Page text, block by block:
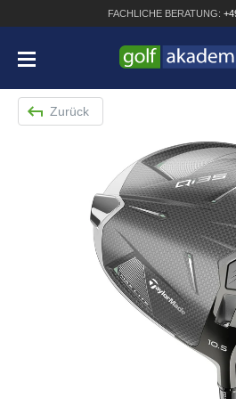
FACHLICHE BERATUNG:
Bridgestone JGR Driver 2018
Cobra King F8+ Driver
Titleist Pro V1x mit gratis
Bennington Waterproof QO14
Zurück